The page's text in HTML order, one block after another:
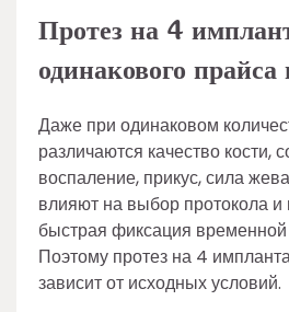
Протез на 4
одинакового
Даже при одинаковом
различаются качество кости,
воспаление, прикус, сила
влияют на выбор протокола и
быстрая фиксация временной
Поэтому протез на 4
зависит от исходных условий.